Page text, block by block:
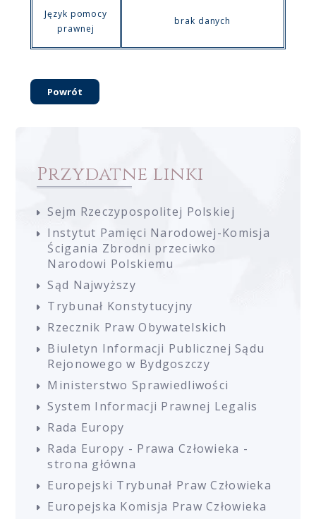
Język pomocy
prawnej
brak danych
Powrót
Przydatne linki
Sejm Rzeczypospolitej Polskiej
Instytut Pamięci Narodowej-Komisja
Ścigania Zbrodni przeciwko
Narodowi Polskiemu
Sąd Najwyższy
Trybunał Konstytucyjny
Rzecznik Praw Obywatelskich
Biuletyn Informacji Publicznej Sądu
Rejonowego w Bydgoszczy
Ministerstwo Sprawiedliwości
System Informacji Prawnej Legalis
Rada Europy
Rada Europy - Prawa Człowieka -
strona główna
Europejski Trybunał Praw Człowieka
Europejska Komisja Praw Człowieka